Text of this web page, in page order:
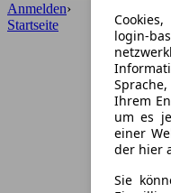
Anmelden›
Startseite
login-
Ihrem
um es
einer
der hier
Sie